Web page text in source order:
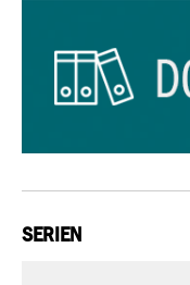
SERIEN